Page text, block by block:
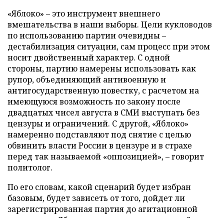
«Яблоко» – это инструмент внешнего
вмешательства в наши выборы. Цели кукловодов
по использованию партии очевидны –
дестабилизация ситуации, сам процесс при этом
носит двойственный характер. С одной
стороны, партию намерены использовать как
рупор, объединяющий антивоенную и
антигосударственную повестку, с расчетом на
имеющуюся возможность по закону после
двадцатых чисел августа в СМИ выступать без
цензуры и ограничений. С другой, «Яблоко»
намеренно подставляют под снятие с целью
обвинить власти России в цензуре и в страхе
перед так называемой «оппозицией», – говорит
политолог.
По его словам, какой сценарий будет избран
базовым, будет зависеть от того, дойдет ли
зарегистрированная партия до агитационной